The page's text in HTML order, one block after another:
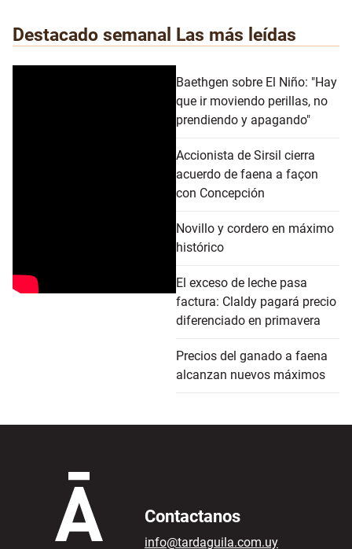
Destacado semanal Las más leídas
Baethgen sobre El Niño: "Hay
que ir moviendo perillas, no
prendiendo y apagando"
Accionista de Sirsil cierra
acuerdo de faena a façon
con Concepción
Novillo y cordero en máximo
histórico
El exceso de leche pasa
factura: Claldy pagará precio
diferenciado en primavera
Precios del ganado a faena
alcanzan nuevos máximos
Contactanos
info@tardaguila.com.uy